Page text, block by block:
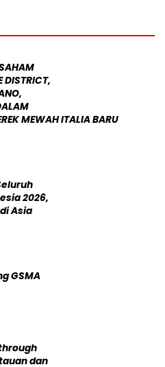
DISTRICT,
MEWAH ITALIA BARU
2026,
Asia
GSMA
dan